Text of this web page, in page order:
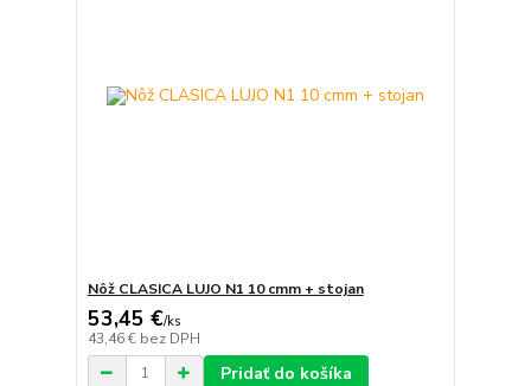
Nôž CLASICA LUJO N1 10 cmm + stojan
53,45 €/ks
43,46 € bez DPH
Pridať do košíka